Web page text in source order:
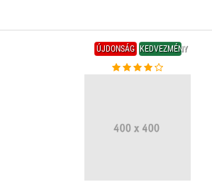
ÚJDONSÁG KEDVEZMÉNY